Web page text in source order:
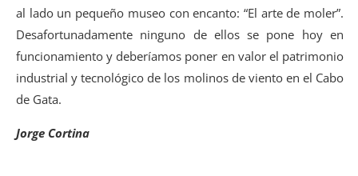
al lado un pequeño museo con encanto: “El arte de moler”.
Desafortunadamente ninguno de ellos se pone hoy en
funcionamiento y deberíamos poner en valor el patrimonio
industrial y tecnológico de los molinos de viento en el Cabo
de Gata.
Jorge Cortina